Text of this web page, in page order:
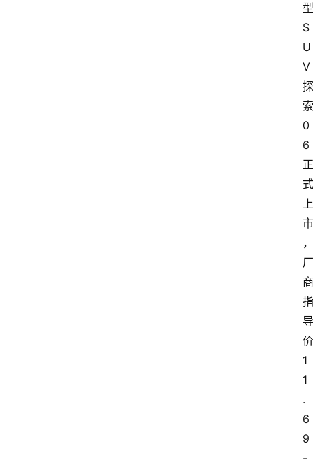
型
S
U
V
探
索
0
6
正
式
上
市
，
厂
商
指
导
价
1
1
.
6
9
-